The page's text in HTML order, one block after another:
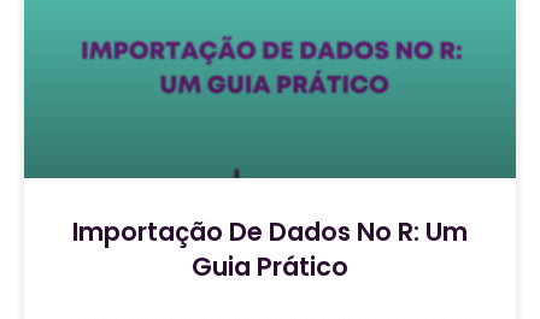
Importação De Dados No R: Um
Guia Prático